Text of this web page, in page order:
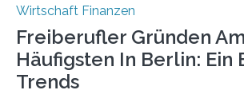
Wirtschaft Finanzen
Freiberufler Gründen Am
Häufigsten In Berlin: Ein
Trends